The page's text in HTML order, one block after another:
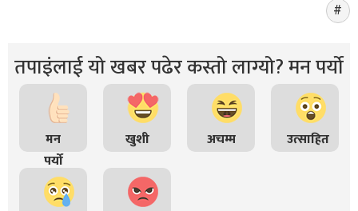
तपाइंलाई यो खबर पढेर कस्तो लाग्यो? मन पर्यो
मन
पर्यो
खुशी अचम्म उत्साहित